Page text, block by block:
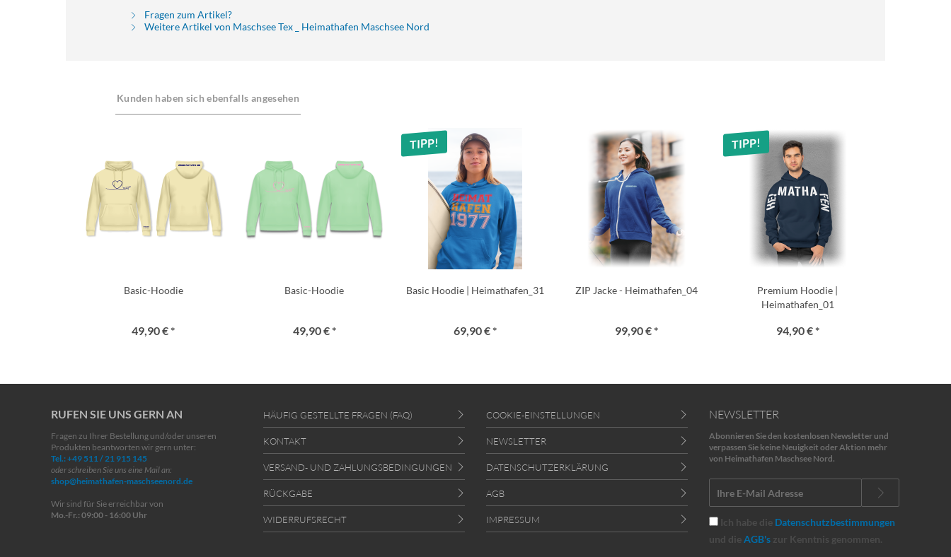
Fragen zum Artikel?
Weitere Artikel von Maschsee Tex _ Heimathafen Maschsee Nord
Kunden haben sich ebenfalls angesehen
Basic-Hoodie
49,90 € *
Basic-Hoodie
49,90 € *
TIPP!
Basic Hoodie | Heimathafen_31
69,90 € *
ZIP Jacke - Heimathafen_04
99,90 € *
TIPP!
Premium Hoodie |
Heimathafen_01
94,90 € *
RUFEN SIE UNS GERN AN
Fragen zu Ihrer Bestellung und/oder unseren
Produkten beantworten wir gern unter:
Tel.: +49 511 / 21 915 145
oder schreiben Sie uns eine Mail an:
shop@heimathafen-maschseenord.de
Wir sind für Sie erreichbar von
Mo.-Fr.: 09:00 - 16:00 Uhr
HÄUFIG GESTELLTE FRAGEN (FAQ)
KONTAKT
VERSAND- UND ZAHLUNGSBEDINGUNGEN
RÜCKGABE
WIDERRUFSRECHT
COOKIE-EINSTELLUNGEN
NEWSLETTER
DATENSCHUTZERKLÄRUNG
AGB
IMPRESSUM
NEWSLETTER
Abonnieren Sie den kostenlosen Newsletter und
verpassen Sie keine Neuigkeit oder Aktion mehr
von Heimathafen Maschsee Nord.
Ich habe die Datenschutzbestimmungen
und dieAGB's zur Kenntnis genommen.